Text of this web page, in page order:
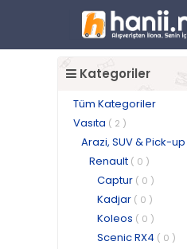
Kategoriler
Tüm Kategoriler
Vasıta ( 2 )
Arazi, SUV & Pick-up
Renault ( 0 )
Captur ( 0 )
Kadjar ( 0 )
Koleos ( 0 )
Scenic RX4 ( 0 )